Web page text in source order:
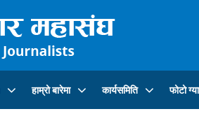
हाम्रो बारेमा कार्यसमिति फोटो